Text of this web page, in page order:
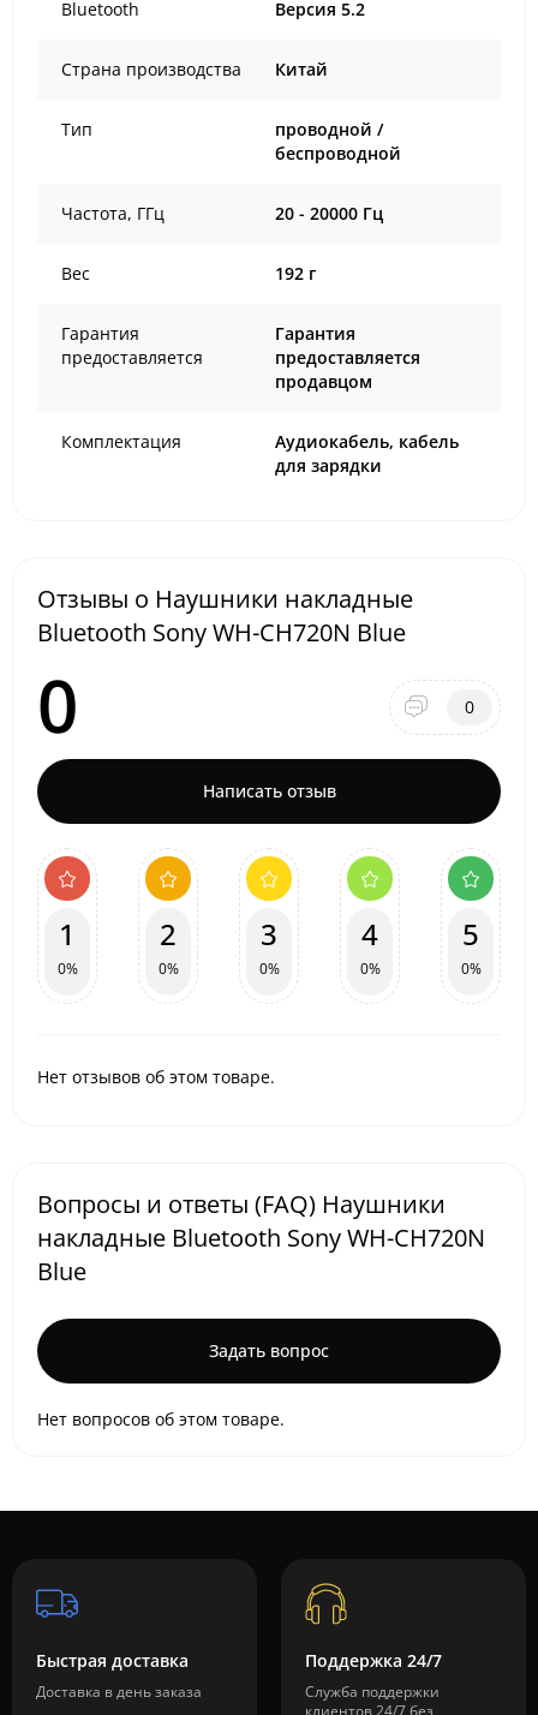
Bluetooth Версия 5.2
Страна производства Китай
Тип
проводной /
беспроводной
Частота, ГГц 20 - 20000 Гц
Вес 192 г
Гарантия
предоставляется
Гарантия
предоставляется
продавцом
Комплектация
Аудиокабель, кабель
для зарядки
Отзывы о Наушники накладные
Bluetooth Sony WH-CH720N Blue
0 0
Написать отзыв
1
0%
2
0%
3
0%
4
0%
5
0%
Нет отзывов об этом товаре.
Вопросы и ответы (FAQ) Наушники
накладные Bluetooth Sony WH-CH720N
Blue
Задать вопрос
Нет вопросов об этом товаре.
Быстрая доставка
Доставка в день заказа
Поддержка 24/7
Служба поддержки
клиентов 24/7 без